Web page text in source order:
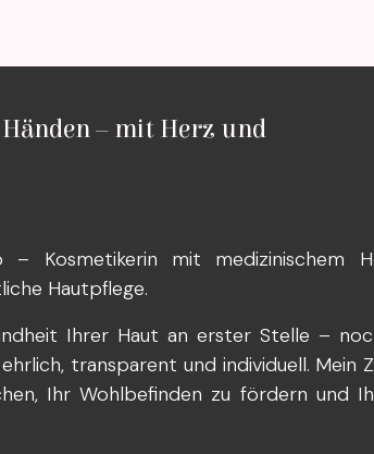
– mit Herz und
Kosmetikerin mit medizinischem
Hautpflege.
Ihrer Haut an erster Stelle –
transparent und individuell. Mein
Ihr Wohlbefinden zu fördern und